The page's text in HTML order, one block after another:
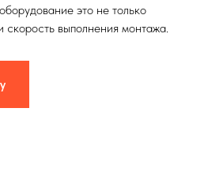
это не только
скорость выполнения монтажа.